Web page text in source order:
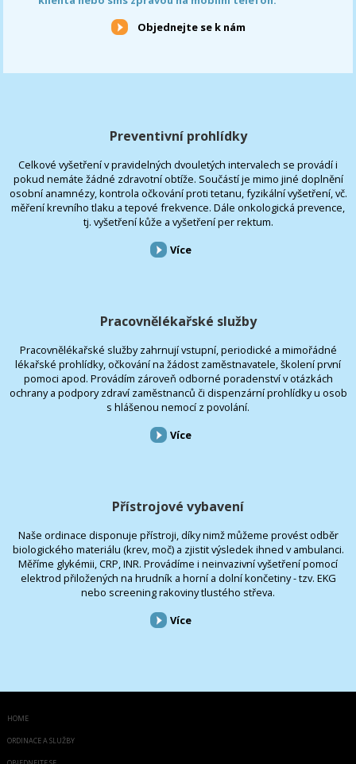
Objednejte se k nám
Preventivní prohlídky
Celkové vyšetření v pravidelných dvouletých intervalech se provádí i
pokud nemáte žádné zdravotní obtíže. Součástí je mimo jiné doplnění
osobní anamnézy, kontrola očkování proti tetanu, fyzikální vyšetření, vč.
měření krevního tlaku a tepové frekvence. Dále onkologická prevence,
tj. vyšetření kůže a vyšetření per rektum.
Více
Pracovnělékařské služby
Pracovnělékařské služby zahrnují vstupní, periodické a mimořádné
lékařské prohlídky, očkování na žádost zaměstnavatele, školení první
pomoci apod. Provádím zároveň odborné poradenství v otázkách
ochrany a podpory zdraví zaměstnanců či dispenzární prohlídky u osob
s hlášenou nemocí z povolání.
Více
Přístrojové vybavení
Naše ordinace disponuje přístroji, díky nimž můžeme provést odběr
biologického materiálu (krev, moč) a zjistit výsledek ihned v ambulanci.
Měříme glykémii, CRP, INR. Provádíme i neinvazivní vyšetření pomocí
elektrod přiložených na hrudník a horní a dolní končetiny - tzv. EKG
nebo screening rakoviny tlustého střeva.
Více
HOME
ORDINACE A SLUŽBY